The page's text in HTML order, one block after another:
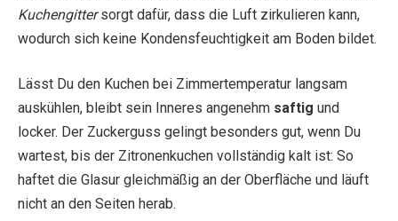
Kuchengittersorgt dafür, dass die Luft zirkulieren kann,
wodurch sich keine Kondensfeuchtigkeit am Boden bildet.
Lässt Du den Kuchen bei Zimmertemperatur langsam
auskühlen, bleibt sein Inneres angenehm saftig und
locker. Der Zuckerguss gelingt besonders gut, wenn Du
wartest, bis der Zitronenkuchen vollständig kalt ist: So
haftet die Glasur gleichmäßig an der Oberfläche und läuft
nicht an den Seiten herab.